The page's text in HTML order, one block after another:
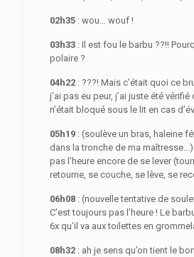
02h35: wou… wouf !
03h33: Il est fou le barbu ??!!
polaire ?
04h22: ???! Mais c’était quoi ce
j’ai pas eu peur, j’ai juste été
n’était bloqué sous le lit en cas
05h19: (soulève un bras, haleine
dans la tronche de ma maîtresse…)
pas l’heure encore de se lever
retourne, se couche, se lève, se
06h08: (nouvelle tentative de
C’est toujours pas l’heure ! Le
6x qu’il va aux toilettes en
08h32: ah je sens qu’on tient le